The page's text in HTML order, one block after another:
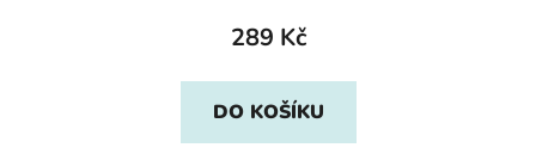
289 Kč
DO KOŠÍKU